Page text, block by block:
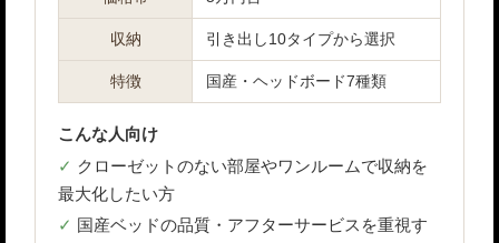
収納 引き出し10タイプから選択
特徴 国産・ヘッドボード7種類
こんな人向け
クローゼットのない部屋やワンルームで収納を
最大化したい方
国産ベッドの品質・アフターサービスを重視す